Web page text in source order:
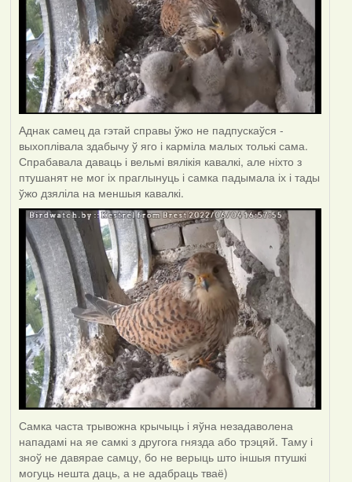
Аднак самец да гэтай справы ўжо не падпускаўся -
выхоплівала здабычу ў яго і карміла малых толькі сама.
Спрабавала даваць і вельмі вялікія кавалкі, але ніхто з
птушанят не мог іх праглынуць і самка падымала іх і тады
ўжо дзяліла на меншыя кавалкі.
Самка часта трывожна крычыць і яўна незадаволена
нападамі на яе самкі з другога гнязда або трэцяй. Таму і
зноў не давярае самцу, бо не верыць што іншыя птушкі
могуць нешта даць, а не адабраць тваё)